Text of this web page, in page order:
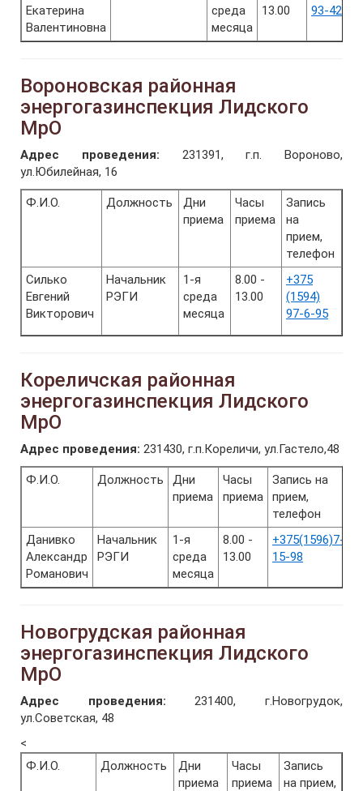
Екатерина
Валентиновна
среда
месяца
13.00
93-42
Вороновская районная
энергогазинспекция Лидского
МрО
Адрес проведения: 231391, г.п. Вороново,
ул.Юбилейная, 16
Ф.И.О. Должность
Дни
приема
Часы
приема
Запись
на
прием,
телефон
Силько
Евгений
Викторович
Начальник
РЭГИ
1-я
среда
месяца
8.00 -
13.00
+375
(1594)
97-6-95
Кореличская районная
энергогазинспекция Лидского
МрО
Адрес проведения: 231430, г.п.Кореличи, ул.Гастело,48
Ф.И.О. Должность
Дни
приема
Часы
приема
Запись на
прием,
телефон
Данивко
Александр
Романович
Начальник
РЭГИ
1-я
среда
месяца
8.00 -
13.00
+375(1596)7-
15-98
Новогрудская районная
энергогазинспекция Лидского
МрО
Адрес проведения:231400, г.Новогрудок,
ул.Советская, 48
<
Ф.И.О.
Должность
Дни
приема
Часы
приема
Запись
на прием,